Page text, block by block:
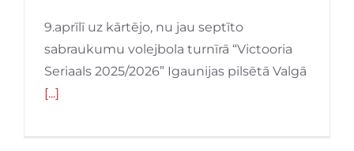
9.aprīlī uz kārtējo, nu jau septīto
sabraukumu volejbola turnīrā “Victooria
Seriaals 2025/2026” Igaunijas pilsētā Valgā
[...]